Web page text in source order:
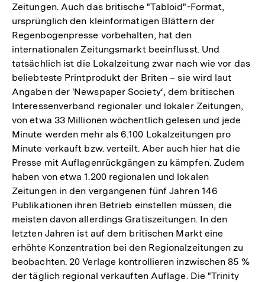
Zeitungen. Auch das britische "Tabloid"-Format,
ursprünglich den kleinformatigen Blättern der
Regenbogenpresse vorbehalten, hat den
internationalen Zeitungsmarkt beeinflusst. Und
tatsächlich ist die Lokalzeitung zwar nach wie vor das
beliebteste Printprodukt der Briten – sie wird laut
Angaben der 'Newspaper Society‘, dem britischen
Interessenverband regionaler und lokaler Zeitungen,
von etwa 33 Millionen wöchentlich gelesen und jede
Minute werden mehr als 6.100 Lokalzeitungen pro
Minute verkauft bzw. verteilt. Aber auch hier hat die
Presse mit Auflagenrückgängen zu kämpfen. Zudem
haben von etwa 1.200 regionalen und lokalen
Zeitungen in den vergangenen fünf Jahren 146
Publikationen ihren Betrieb einstellen müssen, die
meisten davon allerdings Gratiszeitungen. In den
letzten Jahren ist auf dem britischen Markt eine
erhöhte Konzentration bei den Regionalzeitungen zu
beobachten. 20 Verlage kontrollieren inzwischen 85 %
der täglich regional verkauften Auflage. Die "Trinity